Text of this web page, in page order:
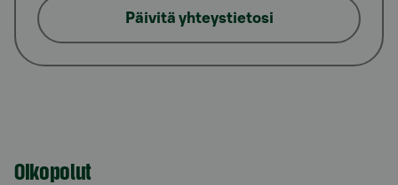
Päivitä yhteystietosi
Oikopolut